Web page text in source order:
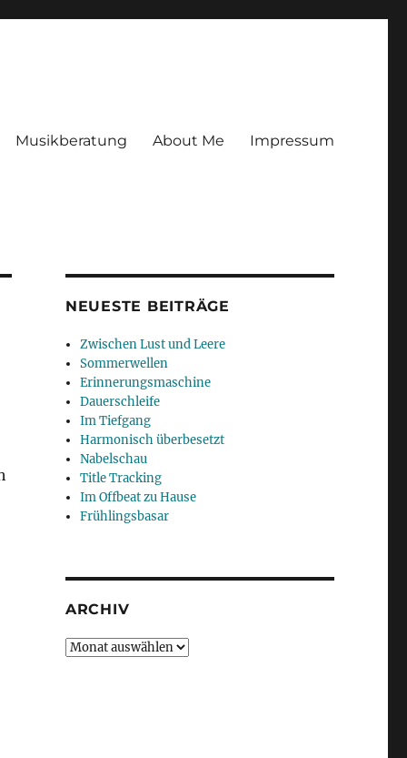
Musikberatung About Me Impressum
NEUESTE BEITRÄGE
Zwischen Lust und Leere
Sommerwellen
Erinnerungsmaschine
Dauerschleife
Im Tiefgang
Harmonisch überbesetzt
Nabelschau
Title Tracking
Im Offbeat zu Hause
Frühlingsbasar
ARCHIV
Archiv